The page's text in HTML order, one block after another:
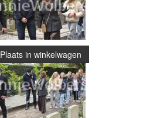
Plaats in winkelwagen